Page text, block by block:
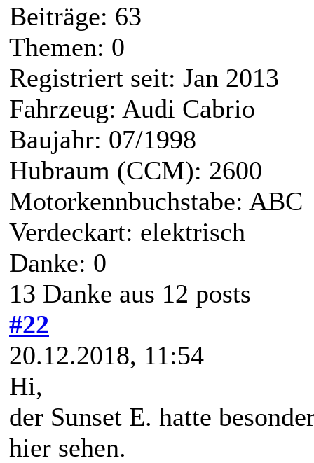
Beiträge: 63
Themen: 0
Registriert seit: Jan 2013
Fahrzeug: Audi Cabrio
Baujahr: 07/1998
Hubraum (CCM): 2600
Motorkennbuchstabe: ABC
Verdeckart: elektrisch
Danke: 0
13 Danke aus 12 posts
#22
20.12.2018, 11:54
Hi,
der Sunset E. hatte
hier sehen.